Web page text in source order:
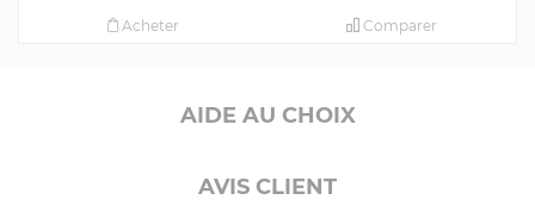
Comparer
Acheter
AIDE AU CHOIX
AVIS CLIENT